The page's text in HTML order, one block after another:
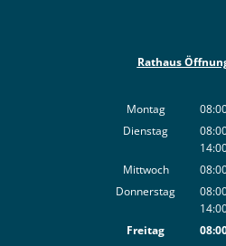
Rathaus
Montag
Dienstag
Mittwoch
Donnerstag
Freitag